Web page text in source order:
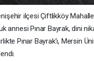
ilçesi Çiftlikköy
annesi Pınar Bayrak, dini
Pınar Bayrak’ı, Mersin